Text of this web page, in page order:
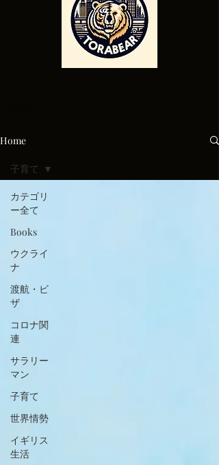
Home
カテゴリ
ー全て
Books
ウクライ
ナ
渡航・ビ
ザ
コロナ関
連
サラリー
マン
子育て
世界情勢
イギリス
生活
子育て